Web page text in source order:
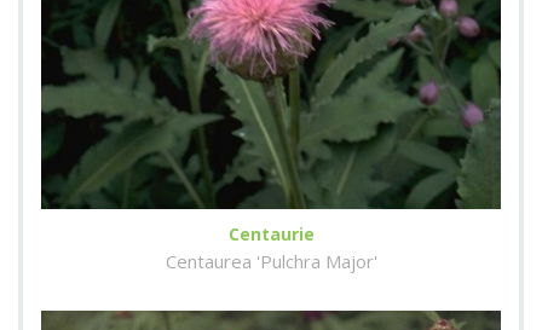
Centaurie
Centaurea 'Pulchra Major'